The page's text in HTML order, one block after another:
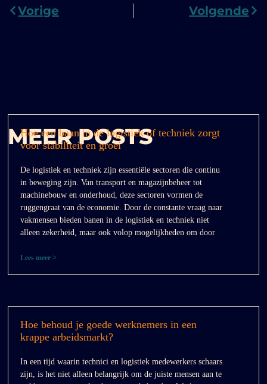
Vorige Volgende
MEER POSTS
Hoe een baan in de logistiek of techniek zorgt
voor stabiliteit en groei
De logistiek en techniek zijn essentiële sectoren die continu
in beweging zijn. Van transport en magazijnbeheer tot
machinebouw en onderhoud, deze sectoren vormen de
ruggengraat van de economie. Door de constante vraag naar
vakmensen bieden banen in de logistiek en techniek niet
alleen zekerheid, maar ook volop mogelijkheden om door
Lees meer >
Hoe behoud je goede werknemers in een
krappe arbeidsmarkt?
In een tijd waarin technici en logistiek medewerkers schaars
zijn, is het niet alleen belangrijk om de juiste mensen aan te